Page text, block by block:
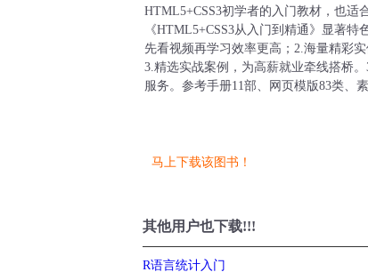
HTML5+CSS3初学者的入门教材，也适
《HTML5+CSS3从入门到精通》显著
先看视频再学习效率更高；2.海量精彩
3.精选实战案例，为高薪就业牵线搭桥
服务。参考手册11部、网页模版83类、
马上下载该图书！
其他用户也下载!!!
R语言统计入门